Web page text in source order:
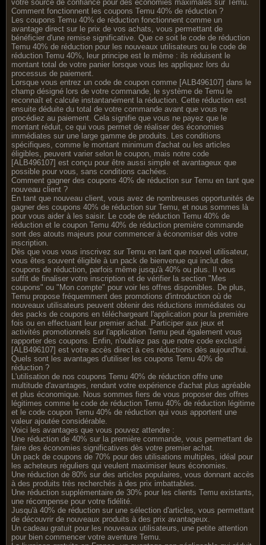
votre source de confiance pour des économies maximales sur Temu.
Comment fonctionnent les coupons Temu 40% de réduction ?
Les coupons Temu 40% de réduction fonctionnent comme un
avantage direct sur le prix de vos achats, vous permettant de
bénéficier d'une remise significative. Que ce soit le code de réduction
Temu 40% de réduction pour les nouveaux utilisateurs ou le code de
réduction Temu 40%, leur principe est le même : ils réduisent le
montant total de votre panier lorsque vous les appliquez lors du
processus de paiement.
Lorsque vous entrez un code de coupon comme [ALB496107] dans le
champ désigné lors de votre commande, le système de Temu le
reconnaît et calcule instantanément la réduction. Cette réduction est
ensuite déduite du total de votre commande avant que vous ne
procédiez au paiement. Cela signifie que vous ne payez que le
montant réduit, ce qui vous permet de réaliser des économies
immédiates sur une large gamme de produits. Les conditions
spécifiques, comme le montant minimum d'achat ou les articles
éligibles, peuvent varier selon le coupon, mais notre code
[ALB496107] est conçu pour être aussi simple et avantageux que
possible pour vous, sans conditions cachées.
Comment gagner des coupons 40% de réduction sur Temu en tant que
nouveau client ?
En tant que nouveau client, vous avez de nombreuses opportunités de
gagner des coupons 40% de réduction sur Temu, et nous sommes là
pour vous aider à les saisir. Le code de réduction Temu 40% de
réduction et le coupon Temu 40% de réduction première commande
sont des atouts majeurs pour commencer à économiser dès votre
inscription.
Dès que vous vous inscrivez sur Temu en tant que nouvel utilisateur,
vous êtes souvent éligible à un pack de bienvenue qui inclut des
coupons de réduction, parfois même jusqu'à 40% ou plus. Il vous
suffit de finaliser votre inscription et de vérifier la section "Mes
coupons" ou "Mon compte" pour voir les offres disponibles. De plus,
Temu propose fréquemment des promotions d'introduction où de
nouveaux utilisateurs peuvent obtenir des réductions immédiates ou
des packs de coupons en téléchargeant l'application pour la première
fois ou en effectuant leur premier achat. Participer aux jeux et
activités promotionnels sur l'application Temu peut également vous
rapporter des coupons. Enfin, n'oubliez pas que notre code exclusif
[ALB496107] est votre accès direct à ces réductions dès aujourd'hui.
Quels sont les avantages d'utiliser les coupons Temu 40% de
réduction ?
L'utilisation de nos coupons Temu 40% de réduction offre une
multitude d'avantages, rendant votre expérience d'achat plus agréable
et plus économique. Nous sommes fiers de vous proposer des offres
légitimes comme le code de réduction Temu 40% de réduction légitime
et le code coupon Temu 40% de réduction qui vous apportent une
valeur ajoutée considérable.
Voici les avantages que vous pouvez attendre :
Une réduction de 40% sur la première commande, vous permettant de
faire des économies significatives dès votre premier achat.
Un pack de coupons de 70% pour des utilisations multiples, idéal pour
les acheteurs réguliers qui veulent maximiser leurs économies.
Une réduction de 80% sur des articles populaires, vous donnant accès
à des produits très recherchés à des prix imbattables.
Une réduction supplémentaire de 30% pour les clients Temu existants,
une récompense pour votre fidélité.
Jusqu'à 40% de réduction sur une sélection d'articles, vous permettant
de découvrir de nouveaux produits à des prix avantageux.
Un cadeau gratuit pour les nouveaux utilisateurs, une petite attention
pour bien commencer votre aventure Temu.